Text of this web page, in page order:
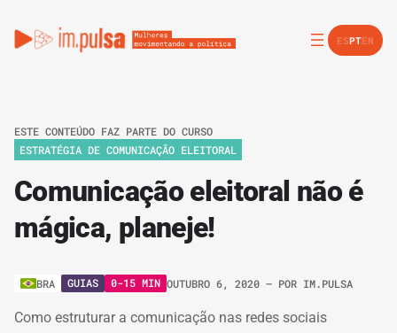
ESPTEN
ESTE CONTEÚDO FAZ PARTE DO CURSO
ESTRATÉGIA DE COMUNICAÇÃO ELEITORAL
Comunicação eleitoral não é
mágica, planeje!
BRA GUIAS 0-15 MIN OUTUBRO 6, 2020 – POR IM.PULSA
Como estruturar a comunicação nas redes sociais